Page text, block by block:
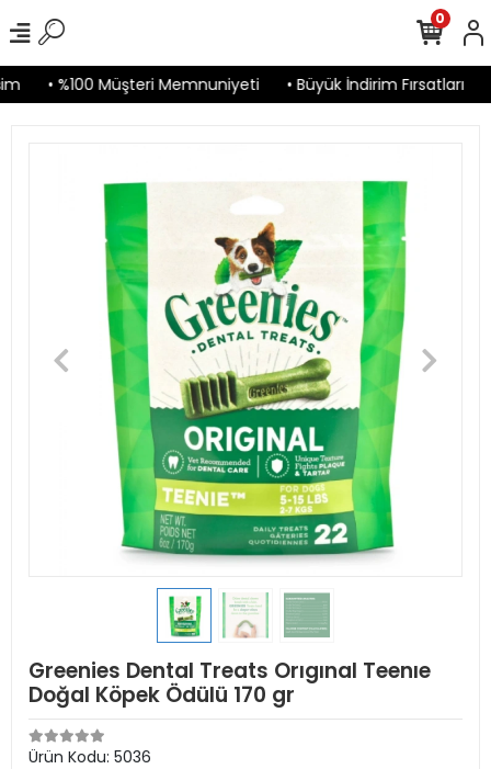
• %100 Müşteri Memnuniyeti • Büyük İndirim Fırsatları
0
Greenies Dental Treats Orıgınal Teenıe
Doğal Köpek Ödülü 170 gr
Ürün Kodu: 5036